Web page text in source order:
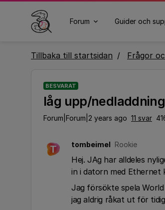
Forum Guider och
Tillbaka till startsidan Frågor
BESVARAT
låg upp/
Forum|Forum|2 years ago 11 svar
T tombeimel Rookie
Hej. JAg har alldeles
in i datorn med Ethernet
Jag försökte spela
jag aldrig råkat ut för